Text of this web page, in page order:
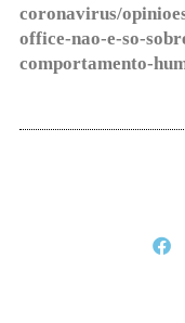
coronavirus/
office-nao-e-so-
comportamento-